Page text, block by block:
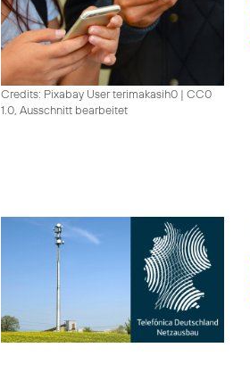
Credits: Pixabay User terimakasih0 | CC0
1.0, Ausschnitt bearbeitet